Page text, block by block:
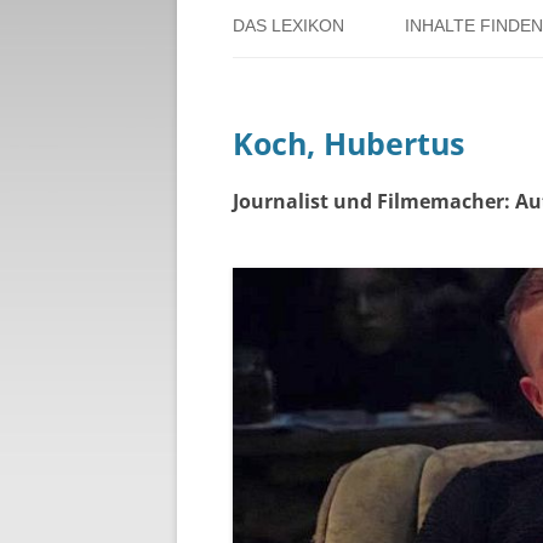
DAS LEXIKON
ÜBER DAS PROJEKT
INHALTE FINDEN
RUND UM DIE
Koch, Hubertus
Journalist und Filmemacher: